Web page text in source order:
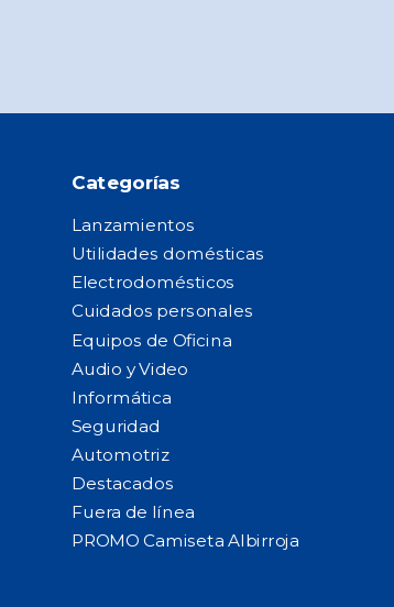
Categorías
Lanzamientos
Utilidades domésticas
Electrodomésticos
Cuidados personales
Equipos de Oficina
Audio y Video
Informática
Seguridad
Automotriz
Destacados
Fuera de línea
PROMO Camiseta Albirroja